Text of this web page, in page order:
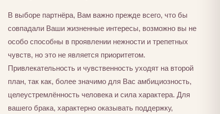
В выборе партнёра, Вам важно прежде всего, что бы
совпадали Ваши жизненные интересы, возможно вы не
особо способны в проявлении нежности и трепетных
чувств, но это не является приоритетом.
Привлекательность и чувственность уходят на второй
план, так как, более значимо для Вас амбициозность,
целеустремлённость человека и сила характера. Для
вашего брака, характерно оказывать поддержку,